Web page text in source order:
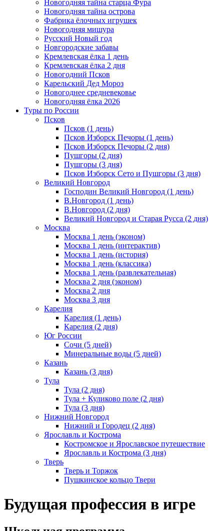
Новогодняя тайна старца Фура
Новогодняя тайна острова
Фабрика ёлочных игрушек
Новогодняя мишура
Русский Новый год
Новгородские забавы
Кремлевская ёлка 1 день
Кремлевская ёлка 2 дня
Новогодний Псков
Карельский Дед Мороз
Новогоднее средневековье
Новогодняя ёлка 2026
Туры по России
Псков
Псков (1 день)
Псков Изборск Печоры (1 день)
Псков Изборск Печоры (2 дня)
Пушгоры (2 дня)
Пушгоры (3 дня)
Псков Изборск Сето и Пушгоры (3 дня)
Великий Новгород
Господин Великий Новгород (1 день)
В.Новгород (1 день)
В.Новгород (2 дня)
Великий Новгород и Старая Русса (2 дня)
Москва
Москва 1 день (эконом)
Москва 1 день (интерактив)
Москва 1 день (история)
Москва 1 день (классика)
Москва 1 день (развлекательная)
Москва 2 дня (эконом)
Москва 2 дня
Москва 3 дня
Карелия
Карелия (1 день)
Карелия (2 дня)
Юг России
Сочи (5 дней)
Минеральные воды (5 дней)
Казань
Казань (3 дня)
Тула
Тула (2 дня)
Тула + Куликово поле (2 дня)
Тула (3 дня)
Нижний Новгород
Нижний и Городец (2 дня)
Ярославль и Кострома
Костромское и Ярославское путешествие
Ярославль и Кострома (3 дня)
Тверь
Тверь и Торжок
Пушкинское кольцо Твери
Будущая профессия в игре